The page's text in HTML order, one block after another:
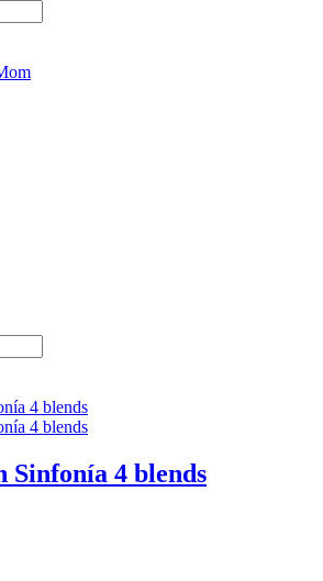
Sinfonía 4 blends